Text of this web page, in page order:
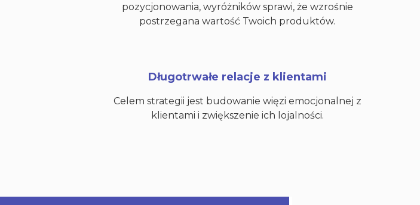
pozycjonowania, wyróżników sprawi, że wzrośnie
postrzegana wartość Twoich produktów.
Długotrwałe relacje z klientami
Celem strategii jest budowanie więzi emocjonalnej z
klientami i zwiększenie ich lojalności.